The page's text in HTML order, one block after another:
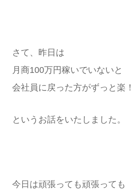
さて、昨日は
月商100万円稼いでいないと
会社員に戻った方がずっと楽！
というお話をいたしました。
今日は頑張っても頑張っても